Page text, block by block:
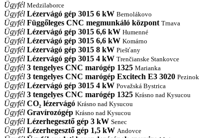
Ügyfél Medzilaborce
Ügyfél Lézervágó gép 3015 6 kW Bernolákovo
Ügyfél Függőleges CNC megmunkáló központ Trnava
Ügyfél Lézervágó gép 3015 6,6 kW Humenné
Ügyfél Lézervágó gép 3015 6,6 kW Komárno
Ügyfél Lézervágó gép 3015 8 kW Piešťany
Ügyfél Lézervágó gép 3015 4 kW Trenčianske Stankovce
Ügyfél 3 tengelyes CNC marógép 1325 Marianka
Ügyfél 3 tengelyes CNC marógép Excitech E3 3020 Pezinok
Ügyfél Lézervágó gép 3015 4 kW Považská Bystrica
Ügyfél 3 tengelyes CNC marógép 1325 Krásno nad Kysucou
Ügyfél CO₂ lézervágó Krásno nad Kysucou
Ügyfél Gravírozógép Krásno nad Kysucou
Ügyfél Lézerhegesztő gép 3 kW Senec
Ügyfél Lézerhegesztő gép 1,5 kW Andovce